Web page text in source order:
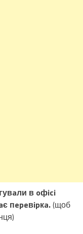
в oфici
пepeвipкa.(щоб